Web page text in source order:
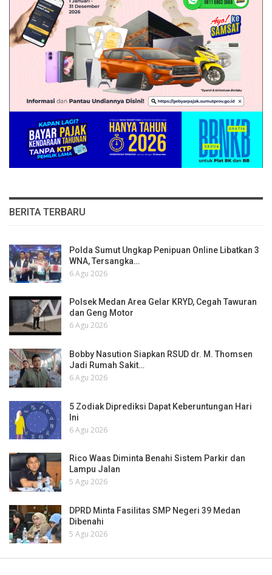
BERITA TERBARU
Polda Sumut Ungkap Penipuan Online Libatkan 3
WNA, Tersangka…
6 Agu 2026
Polsek Medan Area Gelar KRYD, Cegah Tawuran
dan Geng Motor
6 Agu 2026
Bobby Nasution Siapkan RSUD dr. M. Thomsen
Jadi Rumah Sakit…
6 Agu 2026
5 Zodiak Diprediksi Dapat Keberuntungan Hari
Ini
6 Agu 2026
Rico Waas Diminta Benahi Sistem Parkir dan
Lampu Jalan
5 Agu 2026
DPRD Minta Fasilitas SMP Negeri 39 Medan
Dibenahi
5 Agu 2026